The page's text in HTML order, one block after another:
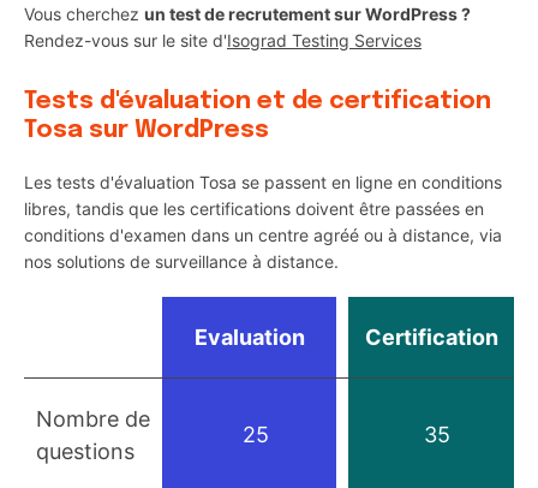
Vous cherchez un test de recrutement sur WordPress ?
Rendez-vous sur le site d'Isograd Testing Services
Tests d'évaluation et de certification
Tosa sur WordPress
Les tests d'évaluation Tosa se passent en ligne en conditions
libres, tandis que les certifications doivent être passées en
conditions d'examen dans un centre agréé ou à distance, via
nos solutions de surveillance à distance.
Evaluation Certification
Nombre de
questions
25 35